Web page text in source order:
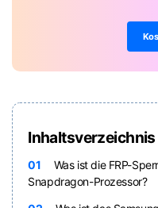
Inhaltsverzeichnis
01
Was ist die FRP-
Snapdragon-Prozessor?